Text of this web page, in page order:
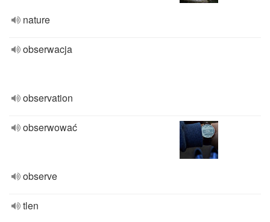
nature
obserwacja
observation
obserwować
observe
tlen